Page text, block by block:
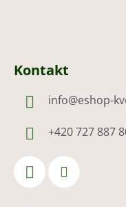
Kontakt
info@eshop-
+420 727 887